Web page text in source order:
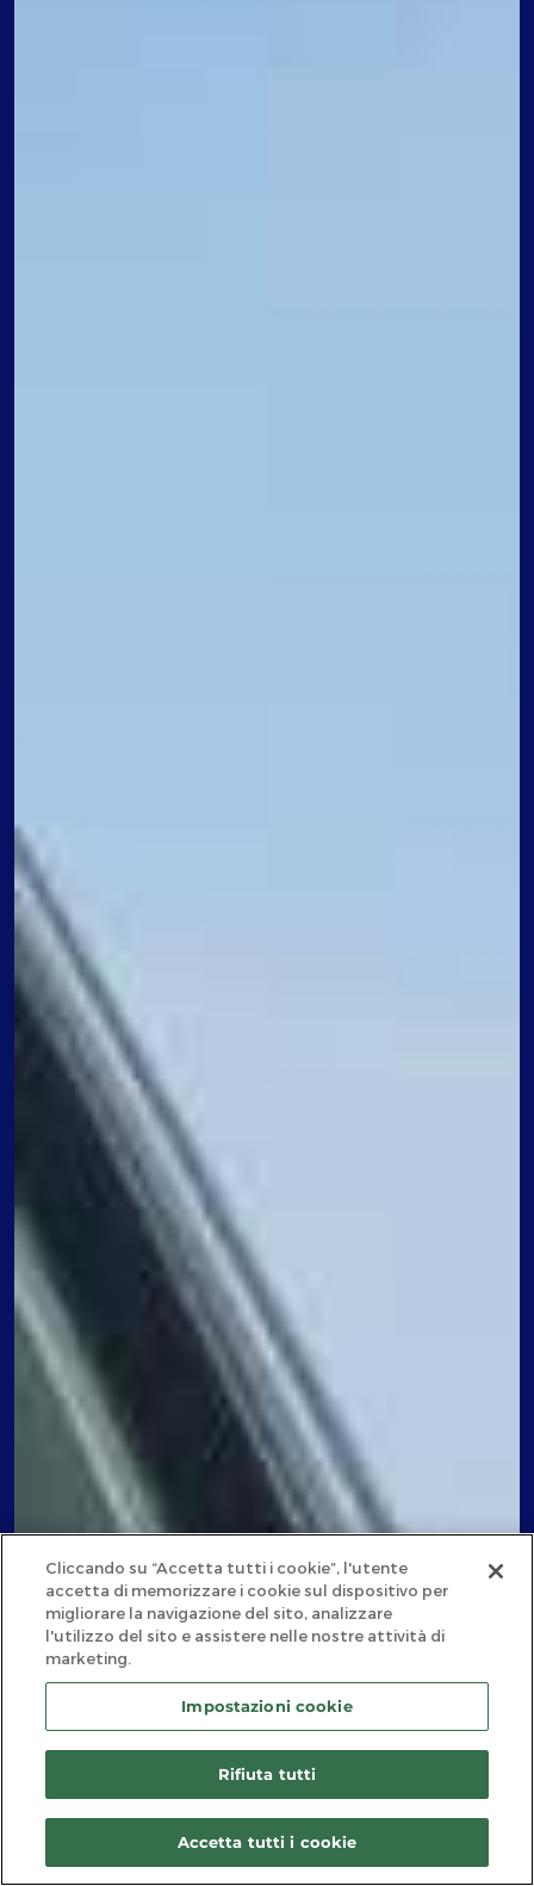
Pacchetti inclusi
Cliccando su “Accetta tutti i cookie”, l'utente
accetta di memorizzare i cookie sul dispositivo per
migliorare la navigazione del sito, analizzare
l'utilizzo del sito e assistere nelle nostre attività di
marketing.
Impostazioni cookie
Rifiuta tutti
Accetta tutti i cookie